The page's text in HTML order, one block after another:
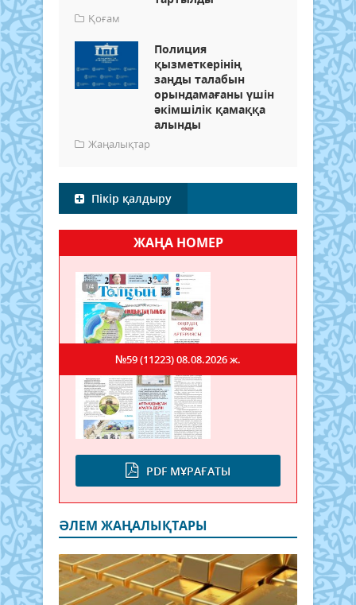
Қоғам
Полиция
қызметкерінің
заңды талабын
орындамағаны үшін
әкімшілік қамаққа
алынды
Жаңалықтар
Пікір қалдыру
ЖАҢА НОМЕР
PDF МҰРАҒАТЫ
№59 (11223)08.08.2026 ж.
ӘЛЕМ ЖАҢАЛЫҚТАРЫ